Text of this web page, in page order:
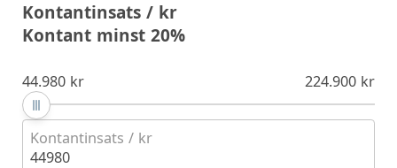
Kontantinsats / kr
Kontant minst 20%
44.980 kr 224.900 kr
Kontantinsats / kr
44980